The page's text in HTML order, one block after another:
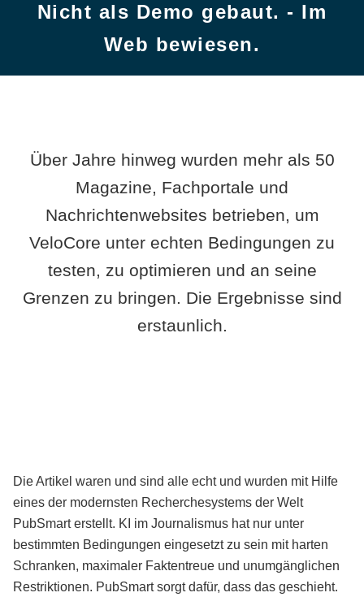
Nicht als Demo gebaut. - Im
Web bewiesen.
Über Jahre hinweg wurden mehr als 50
Magazine, Fachportale und
Nachrichtenwebsites betrieben, um
VeloCore unter echten Bedingungen zu
testen, zu optimieren und an seine
Grenzen zu bringen. Die Ergebnisse sind
erstaunlich.
Die Artikel waren und sind alle echt und wurden mit Hilfe
eines der modernsten Recherchesystems der Welt
PubSmart erstellt. KI im Journalismus hat nur unter
bestimmten Bedingungen eingesetzt zu sein mit harten
Schranken, maximaler Faktentreue und unumgänglichen
Restriktionen. PubSmart sorgt dafür, dass das geschieht.